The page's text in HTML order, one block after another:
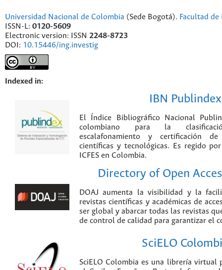
Universidad Nacional de Colombia (Sede Bogotá). Facultad
ISSN-L: 0120-5609
Electronic version: ISSN 2248-8723
DOI: 10.15446/ing.investig
Indexed in:
IBN Publindex
El Índice Bibliográfico Nacional
colombiano para la
escalafonamiento y certificación
científicas y tecnológicas. Es regido
ICFES en Colombia.
Directory of Open
DOAJ aumenta la visibilidad y la
revistas científicas y académicas de
ser global y abarcar todas las revistas
de control de calidad para garantizar el
SciELO
SciELO Colombia es una librería virtual